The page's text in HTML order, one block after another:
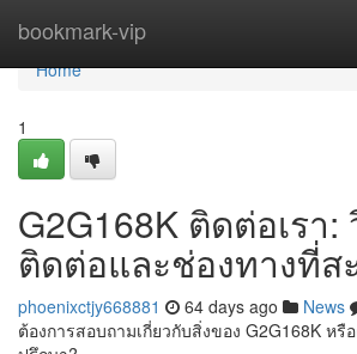
bookmark-vip
Home
Home
1
G2G168K ติดต่อเรา:
ติดต่อและช่องทางที่ส
phoenixctjy668881 64 days ago News
ต้องการสอบถามเกี่ยวกับสิ่งของ G2G168K หรื